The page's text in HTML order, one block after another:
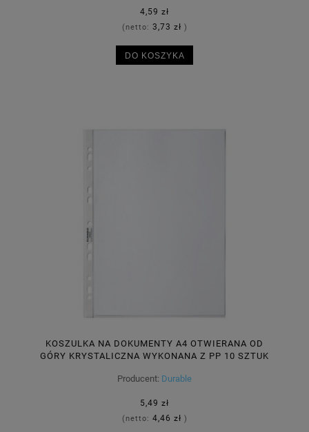
4,59 zł
(netto: 3,73 zł )
DO KOSZYKA
KOSZULKA NA DOKUMENTY A4 OTWIERANA OD
GÓRY KRYSTALICZNA WYKONANA Z PP 10 SZTUK
Producent: Durable
5,49 zł
(netto: 4,46 zł )